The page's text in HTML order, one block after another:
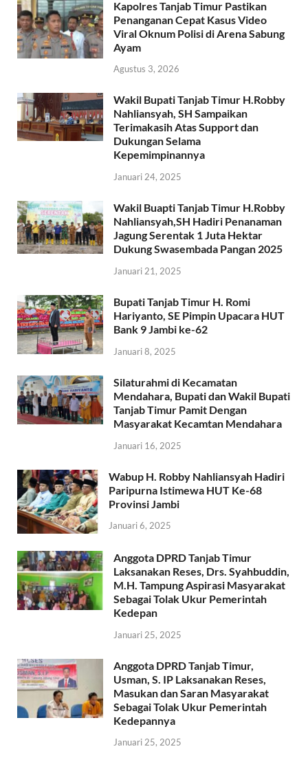
Kapolres Tanjab Timur Pastikan
Penanganan Cepat Kasus Video
Viral Oknum Polisi di Arena Sabung
Ayam
Agustus 3, 2026
Wakil Bupati Tanjab Timur H.Robby
Nahliansyah, SH Sampaikan
Terimakasih Atas Support dan
Dukungan Selama
Kepemimpinannya
Januari 24, 2025
Wakil Buapti Tanjab Timur H.Robby
Nahliansyah,SH Hadiri Penanaman
Jagung Serentak 1 Juta Hektar
Dukung Swasembada Pangan 2025
Januari 21, 2025
Bupati Tanjab Timur H. Romi
Hariyanto, SE Pimpin Upacara HUT
Bank 9 Jambi ke-62
Januari 8, 2025
Silaturahmi di Kecamatan
Mendahara, Bupati dan Wakil Bupati
Tanjab Timur Pamit Dengan
Masyarakat Kecamtan Mendahara
Januari 16, 2025
Wabup H. Robby Nahliansyah Hadiri
Paripurna Istimewa HUT Ke-68
Provinsi Jambi
Januari 6, 2025
Anggota DPRD Tanjab Timur
Laksanakan Reses, Drs. Syahbuddin,
M.H. Tampung Aspirasi Masyarakat
Sebagai Tolak Ukur Pemerintah
Kedepan
Januari 25, 2025
Anggota DPRD Tanjab Timur,
Usman, S. IP Laksanakan Reses,
Masukan dan Saran Masyarakat
Sebagai Tolak Ukur Pemerintah
Kedepannya
Januari 25, 2025